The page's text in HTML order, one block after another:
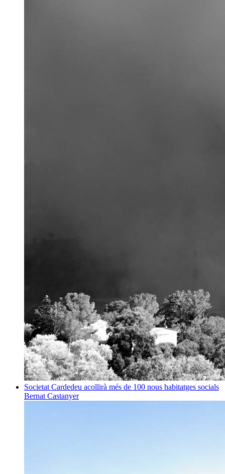
Societat Cardedeu acollirà més de 100 nous habitatges socials
Bernat Castanyer